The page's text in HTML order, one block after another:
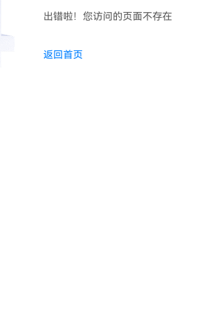
出错啦！您访问的页面不存在
返回首页